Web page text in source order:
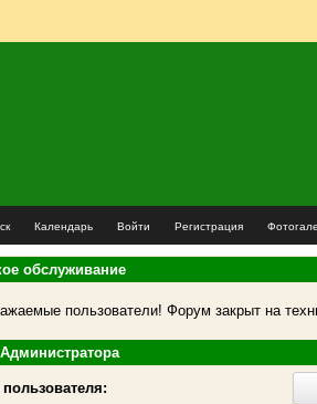
Календарь Войти Регистрация
обслуживание
пользователи! Форум закрыт на